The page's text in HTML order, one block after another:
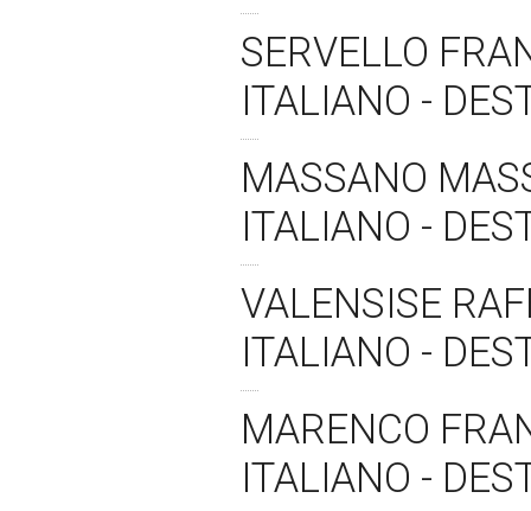
SERVELLO
ITALIANO -
MASSANO
ITALIANO -
VALENSISE
ITALIANO -
MARENCO
ITALIANO -